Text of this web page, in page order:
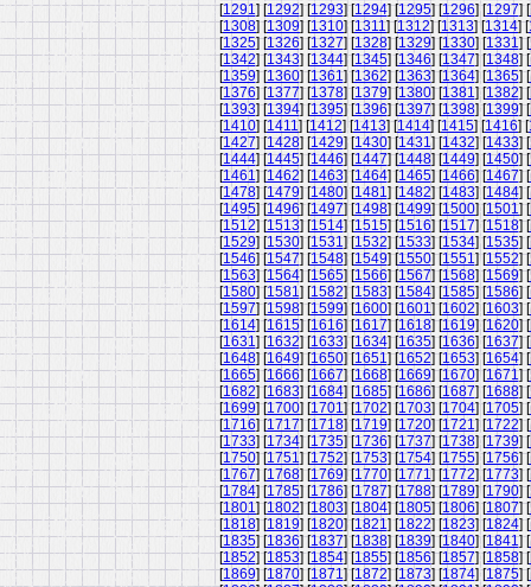
[1291] [1292] [1293] [1294] [1295] [1296] [1297] [
[1308] [1309] [1310] [1311] [1312] [1313] [1314] [
[1325] [1326] [1327] [1328] [1329] [1330] [1331] [
[1342] [1343] [1344] [1345] [1346] [1347] [1348] [
[1359] [1360] [1361] [1362] [1363] [1364] [1365] [
[1376] [1377] [1378] [1379] [1380] [1381] [1382] [
[1393] [1394] [1395] [1396] [1397] [1398] [1399] [
[1410] [1411] [1412] [1413] [1414] [1415] [1416] [
[1427] [1428] [1429] [1430] [1431] [1432] [1433] [
[1444] [1445] [1446] [1447] [1448] [1449] [1450] [
[1461] [1462] [1463] [1464] [1465] [1466] [1467] [
[1478] [1479] [1480] [1481] [1482] [1483] [1484] [
[1495] [1496] [1497] [1498] [1499] [1500] [1501] [
[1512] [1513] [1514] [1515] [1516] [1517] [1518] [
[1529] [1530] [1531] [1532] [1533] [1534] [1535] [
[1546] [1547] [1548] [1549] [1550] [1551] [1552] [
[1563] [1564] [1565] [1566] [1567] [1568] [1569] [
[1580] [1581] [1582] [1583] [1584] [1585] [1586] [
[1597] [1598] [1599] [1600] [1601] [1602] [1603] [
[1614] [1615] [1616] [1617] [1618] [1619] [1620] [
[1631] [1632] [1633] [1634] [1635] [1636] [1637] [
[1648] [1649] [1650] [1651] [1652] [1653] [1654] [
[1665] [1666] [1667] [1668] [1669] [1670] [1671] [
[1682] [1683] [1684] [1685] [1686] [1687] [1688] [
[1699] [1700] [1701] [1702] [1703] [1704] [1705] [
[1716] [1717] [1718] [1719] [1720] [1721] [1722] [
[1733] [1734] [1735] [1736] [1737] [1738] [1739] [
[1750] [1751] [1752] [1753] [1754] [1755] [1756] [
[1767] [1768] [1769] [1770] [1771] [1772] [1773] [
[1784] [1785] [1786] [1787] [1788] [1789] [1790] [
[1801] [1802] [1803] [1804] [1805] [1806] [1807] [
[1818] [1819] [1820] [1821] [1822] [1823] [1824] [
[1835] [1836] [1837] [1838] [1839] [1840] [1841] [
[1852] [1853] [1854] [1855] [1856] [1857] [1858] [
[1869] [1870] [1871] [1872] [1873] [1874] [1875] [